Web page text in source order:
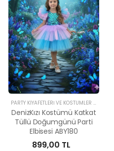
ABİYE KİDSPARTY KIYAFETLERİ VE KOSTÜMLER
DenizKızı Kostümü Katkat
Tüllü Doğumgünü Parti
Elbisesi ABY180
899,00 TL